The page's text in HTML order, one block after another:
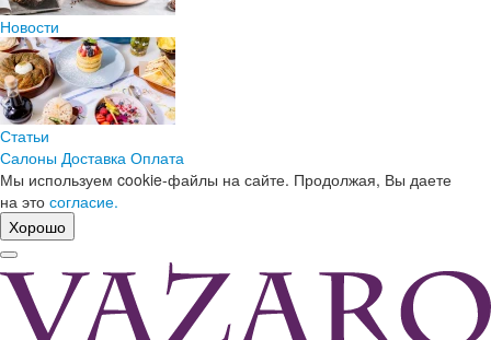
Новости
Статьи
Салоны Доставка Оплата
Мы используем cookie-файлы на сайте. Продолжая, Вы даете
на это согласие.
Хорошо